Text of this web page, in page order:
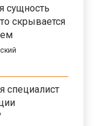
сущность
скрывается
специалист